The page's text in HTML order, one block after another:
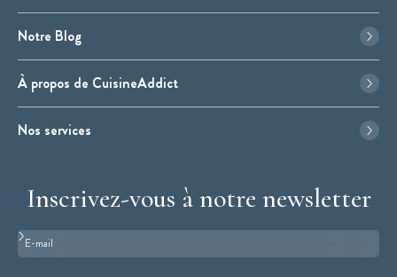
Notre Blog
À propos de CuisineAddict
Nos services
Inscrivez-vous à notre newsletter
Format : adresse@email.com